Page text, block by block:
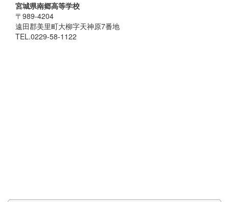
宮城県南郷高等学校
〒989-4204
遠田郡美里町大柳字天神原7番地
TEL.0229-58-1122